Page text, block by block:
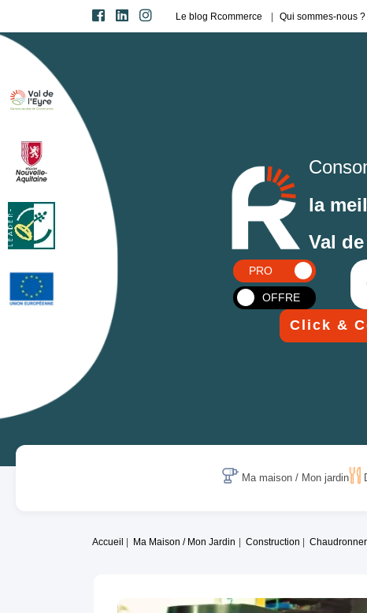
Le blog Rcommerce Qui sommes-nous ?
la
Val
PRO
OFFRE
Click &
Ma maison / Mon jardin
Accueil Ma Maison / Mon Jardin Construction